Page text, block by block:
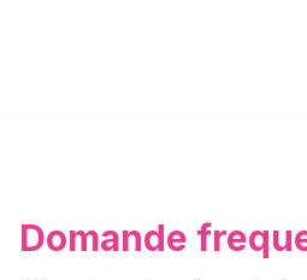
Domande